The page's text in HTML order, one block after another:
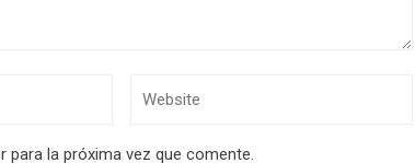
para la próxima vez que comente.